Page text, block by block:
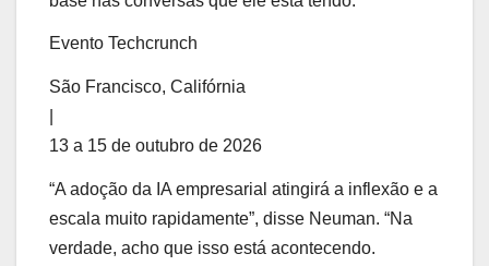
Evento Techcrunch
São Francisco, Califórnia
13 a 15 de outubro de 2026
“A adoção da IA ​​​​empresarial atingirá a inflexão e a
escala muito rapidamente”, disse Neuman. “Na
verdade, acho que isso está acontecendo.